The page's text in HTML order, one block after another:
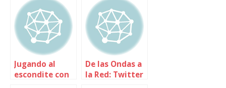
Jugando al
escondite con
De las Ondas a
la Red: Twitter